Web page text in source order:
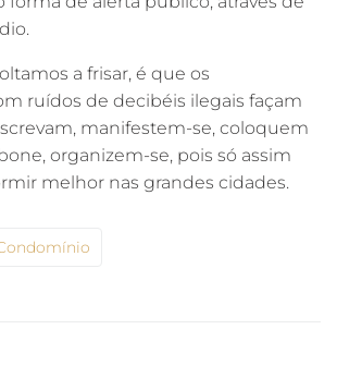
a frisar, é que os
ruídos de decibéis ilegais façam
manifestem-se, coloquem
organizem-se, pois só assim
melhor nas grandes cidades.